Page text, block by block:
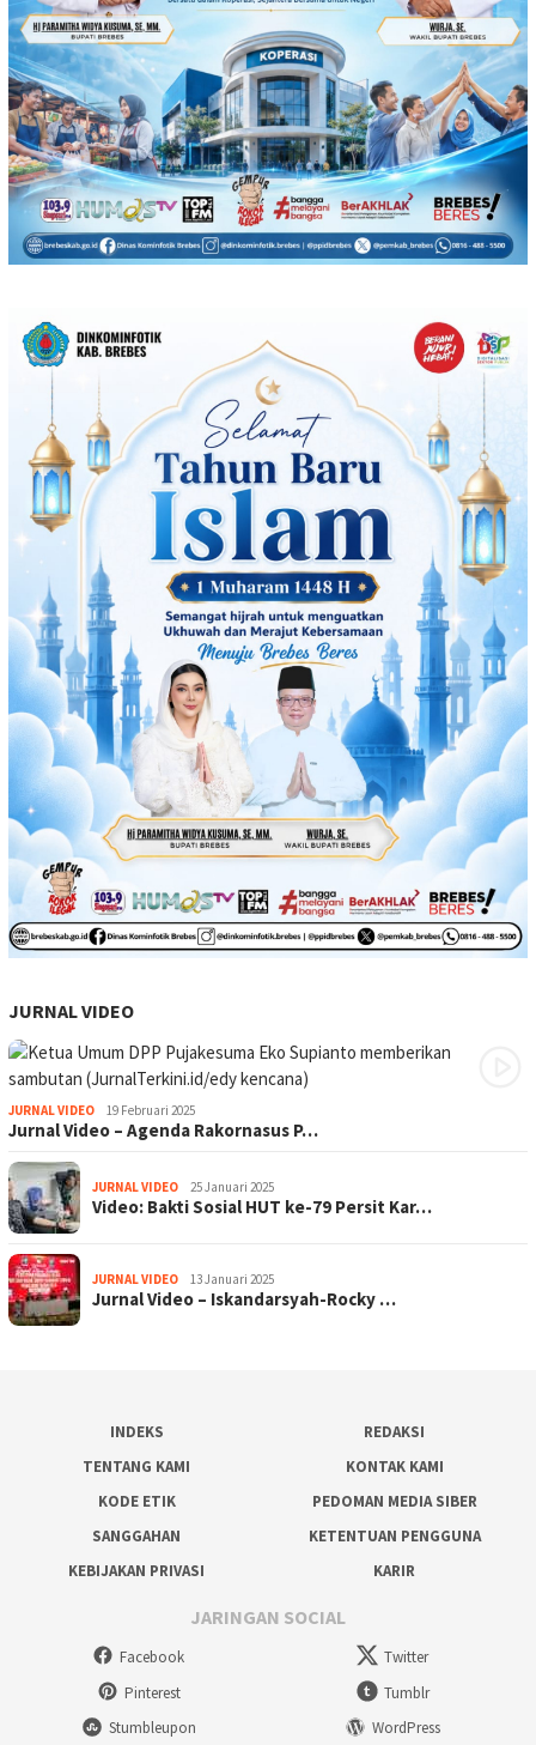
JURNAL VIDEO
JURNAL VIDEO 19 Februari 2025
Jurnal Video – Agenda Rakornasus P…
JURNAL VIDEO 25 Januari 2025
Video: Bakti Sosial HUT ke-79 Persit Kar…
JURNAL VIDEO 13 Januari 2025
Jurnal Video – Iskandarsyah-Rocky …
INDEKS
REDAKSI
TENTANG KAMI
KONTAK KAMI
KODE ETIK
PEDOMAN MEDIA SIBER
SANGGAHAN
KETENTUAN PENGGUNA
KEBIJAKAN PRIVASI
KARIR
JARINGAN SOCIAL
Facebook
Twitter
Pinterest
Tumblr
Stumbleupon
WordPress